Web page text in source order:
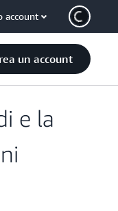
account
un account
e la